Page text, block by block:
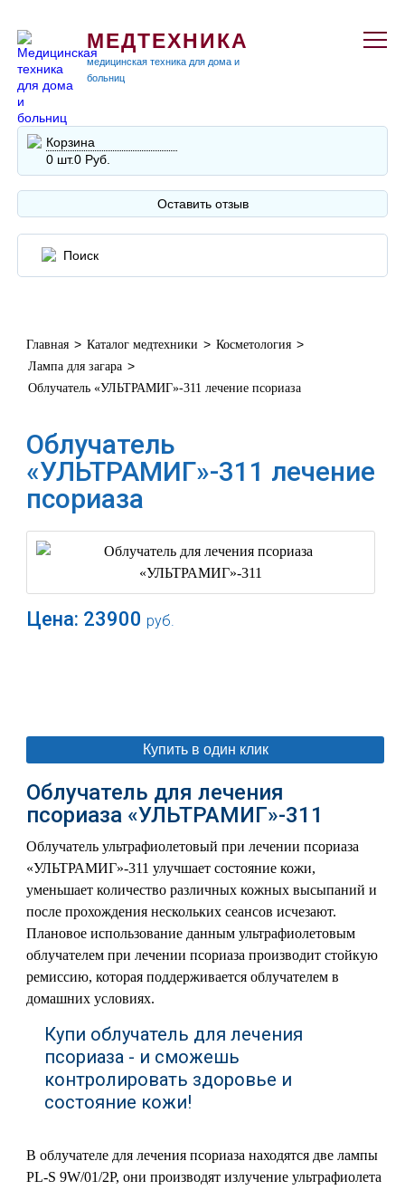
МЕДТЕХНИКА
медицинская техника для дома и
больниц
Корзина
0 шт.0 Руб.
Оставить отзыв
Главная > Каталог медтехники > Косметология >
Лампа для загара >
Облучатель «УЛЬТРАМИГ»-311 лечение псориаза
Облучатель
«УЛЬТРАМИГ»-311 лечение
псориаза
Цена: 23900 руб.
Купить в один клик
Облучатель для лечения
псориаза «УЛЬТРАМИГ»-311
Облучатель ультрафиолетовый при лечении псориаза
«УЛЬТРАМИГ»-311 улучшает состояние кожи,
уменьшает количество различных кожных высыпаний и
после прохождения нескольких сеансов исчезают.
Плановое использование данным ультрафиолетовым
облучателем при лечении псориаза производит стойкую
ремиссию, которая поддерживается облучателем в
домашних условиях.
Купи облучатель для лечения
псориаза - и сможешь
контролировать здоровье и
состояние кожи!
В облучателе для лечения псориаза находятся две лампы
PL-S 9W/01/2P, они производят излучение ультрафиолета